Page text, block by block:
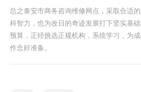
总之泰安市商务咨询维修网点，采取合适
科智力，也为改日的奇迹发展打下坚实基
预算，正经挑选正规机构，系统学习，为
作念好准备。